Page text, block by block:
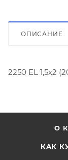
ОПИСАНИЕ
2250 EL 1,5х2
О
КАК